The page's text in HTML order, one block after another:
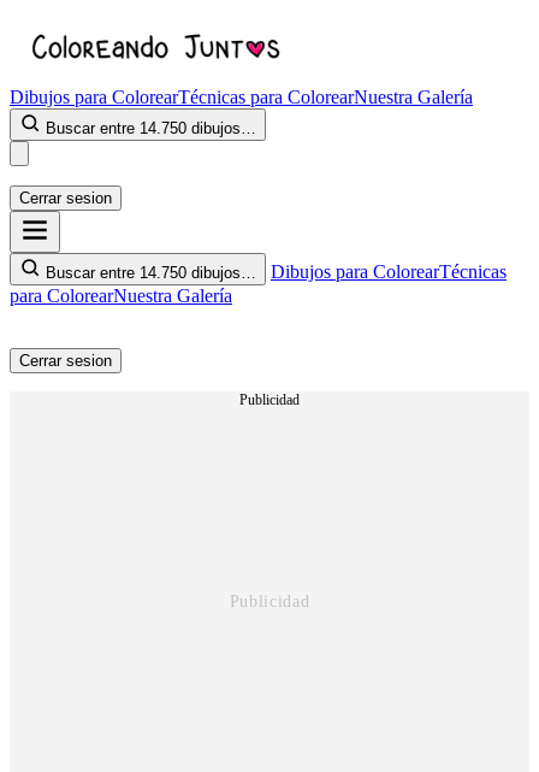
Dibujos para ColorearTécnicas para ColorearNuestra Galería
Buscar entre 14.750 dibujos…
Cerrar sesion
Buscar entre 14.750 dibujos… Dibujos para ColorearTécnicas
para ColorearNuestra Galería
Cerrar sesion
Publicidad